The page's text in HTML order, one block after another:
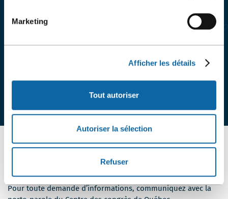
Marketing
Afficher les détails
Tout autoriser
Autoriser la sélection
Refuser
CONTACT MÉDIAS
Pour toute demande d’informations, communiquez avec la